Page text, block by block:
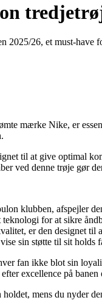
26, et must-have
mærke Nike, er
til at give optimal
ved denne trøje gør
klubben, afspejler
teknologi for at sikre
er den designet til
sin støtte til sit holds
fan ikke blot sin
excellence på
mens du nyder